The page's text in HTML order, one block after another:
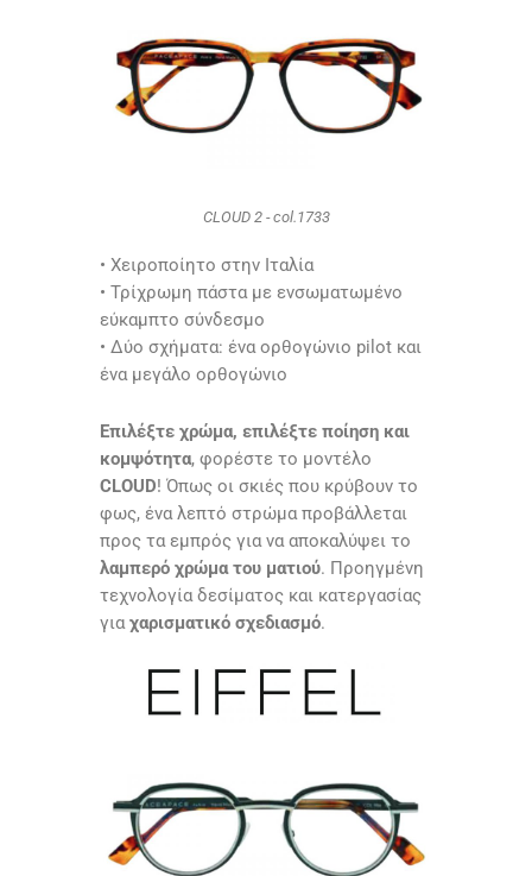
CLOUD 2 - col.1733
• Χειροποίητο στην Ιταλία
• Τρίχρωμη πάστα με ενσωματωμένο
εύκαμπτο σύνδεσμο
• Δύο σχήματα: ένα ορθογώνιο pilot και
ένα μεγάλο ορθογώνιο
Επιλέξτε χρώμα, επιλέξτε ποίηση και
κομψότητα, φορέστε το μοντέλο
CLOUD! Όπως οι σκιές που κρύβουν το
φως, ένα λεπτό στρώμα προβάλλεται
προς τα εμπρός για να αποκαλύψει το
λαμπερό χρώμα του ματιού. Προηγμένη
τεχνολογία δεσίματος και κατεργασίας
γιαχαρισματικό σχεδιασμό.